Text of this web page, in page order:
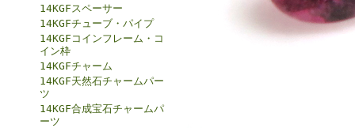
14KGFスペーサー
14KGFチューブ・パイプ
14KGFコインフレーム・コ
イン枠
14KGFチャーム
14KGF天然石チャームパー
ツ
14KGF合成宝石チャームパ
ーツ